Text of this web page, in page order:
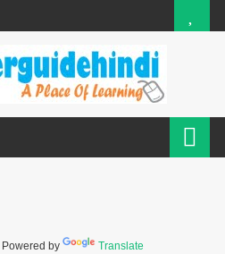
Powered by Translate